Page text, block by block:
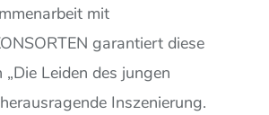
mit
garantiert diese
Leiden des jungen
Inszenierung.